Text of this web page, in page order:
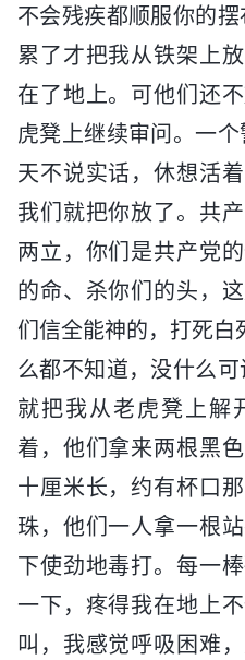
不会残疾都顺服你的
累了才把我从铁架上
在了地上。可他们还
虎凳上继续审问。一
天不说实话，休想活
我们就把你放了。共
两立，你们是共产党
的命、杀你们的头，
们信全能神的，打死白
么都不知道，没什么可
就把我从老虎凳上解
着，他们拿来两根黑
十厘米长，约有杯口
珠，他们一人拿一根
下使劲地毒打。每一
一下，疼得我在地上
叫，我感觉呼吸困难